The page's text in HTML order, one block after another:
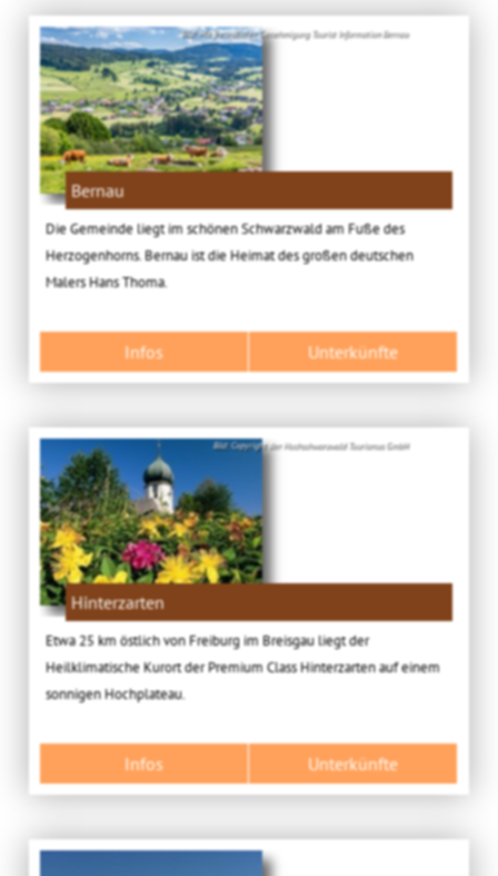
Bild: Mit freundlicher Genehmigung Tourist Information Bernau
Bernau
Die Gemeinde liegt im schönen Schwarzwald am Fuße des
Herzogenhorns. Bernau ist die Heimat des großen deutschen
Malers Hans Thoma.
Infos Unterkünfte
Bild: Copyright der Hochschwarzwald Tourismus GmbH
Hinterzarten
Etwa 25 km östlich von Freiburg im Breisgau liegt der
Heilklimatische Kurort der Premium Class Hinterzarten auf einem
sonnigen Hochplateau.
Infos Unterkünfte